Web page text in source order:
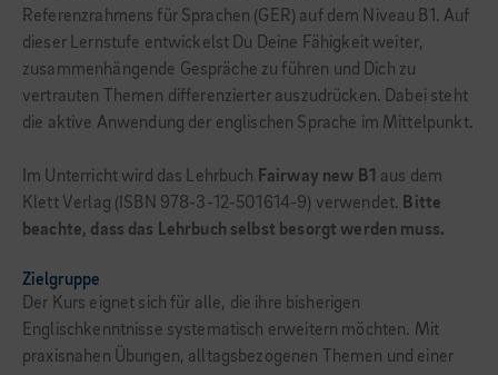
Referenzrahmens für Sprachen (GER) auf dem Niveau B1. Auf
dieser Lernstufe entwickelst Du Deine Fähigkeit weiter,
zusammenhängende Gespräche zu führen und Dich zu
vertrauten Themen differenzierter auszudrücken. Dabei steht
die aktive Anwendung der englischen Sprache im Mittelpunkt.
Im Unterricht wird das Lehrbuch Fairway new B1 aus dem
Klett Verlag (ISBN 978-3-12-501614-9) verwendet. Bitte
beachte, dass das Lehrbuch selbst besorgt werden muss.
Zielgruppe
Der Kurs eignet sich für alle, die ihre bisherigen
Englischkenntnisse systematisch erweitern möchten. Mit
praxisnahen Übungen, alltagsbezogenen Themen und einer